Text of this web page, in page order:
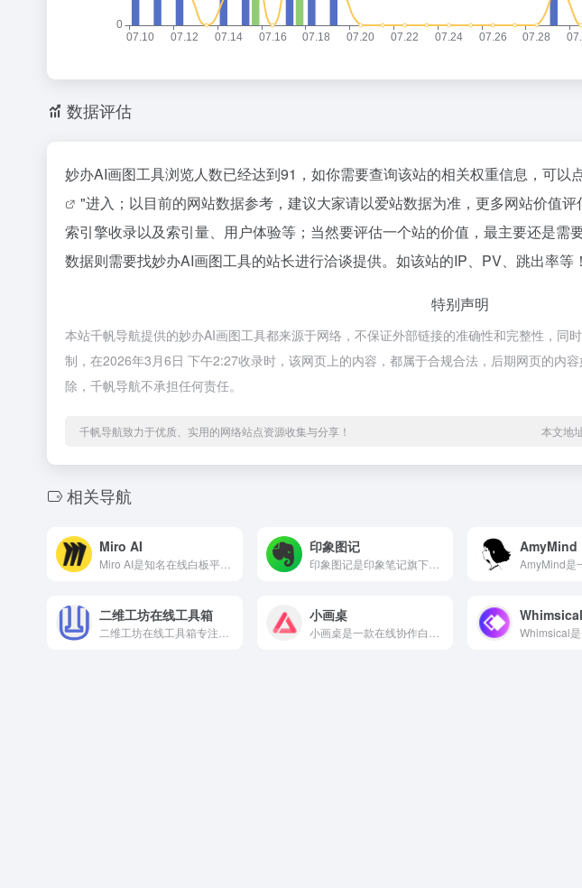
数据评估
妙办AI画图工具浏览人数已经达到91，如你需要查询该站的相关权重信息，可以
"进入；以目前的网站数据参考，建议大家请以爱站数据为准，更多网站价值
索引擎收录以及索引量、用户体验等；当然要评估一个站的价值，最主要还是需
数据则需要找妙办AI画图工具的站长进行洽谈提供。如该站的IP、PV、跳出率等！
特别声明
本站千帆导航提供的妙办AI画图工具都来源于网络，不保证外部链接的准确性和完整性，同
制，在2026年3月6日 下午2:27收录时，该网页上的内容，都属于合规合法，后期网页的内
除，千帆导航不承担任何责任。
千帆导航致力于优质、实用的网络站点资源收集与分享！ 本文地
相关导航
Miro AI 印象图记
印象图记是印象笔记旗下的一款在线思维导图工具，深度融合了印象...
AmyMind
二维工坊在线工具箱 小画桌 Whimsical